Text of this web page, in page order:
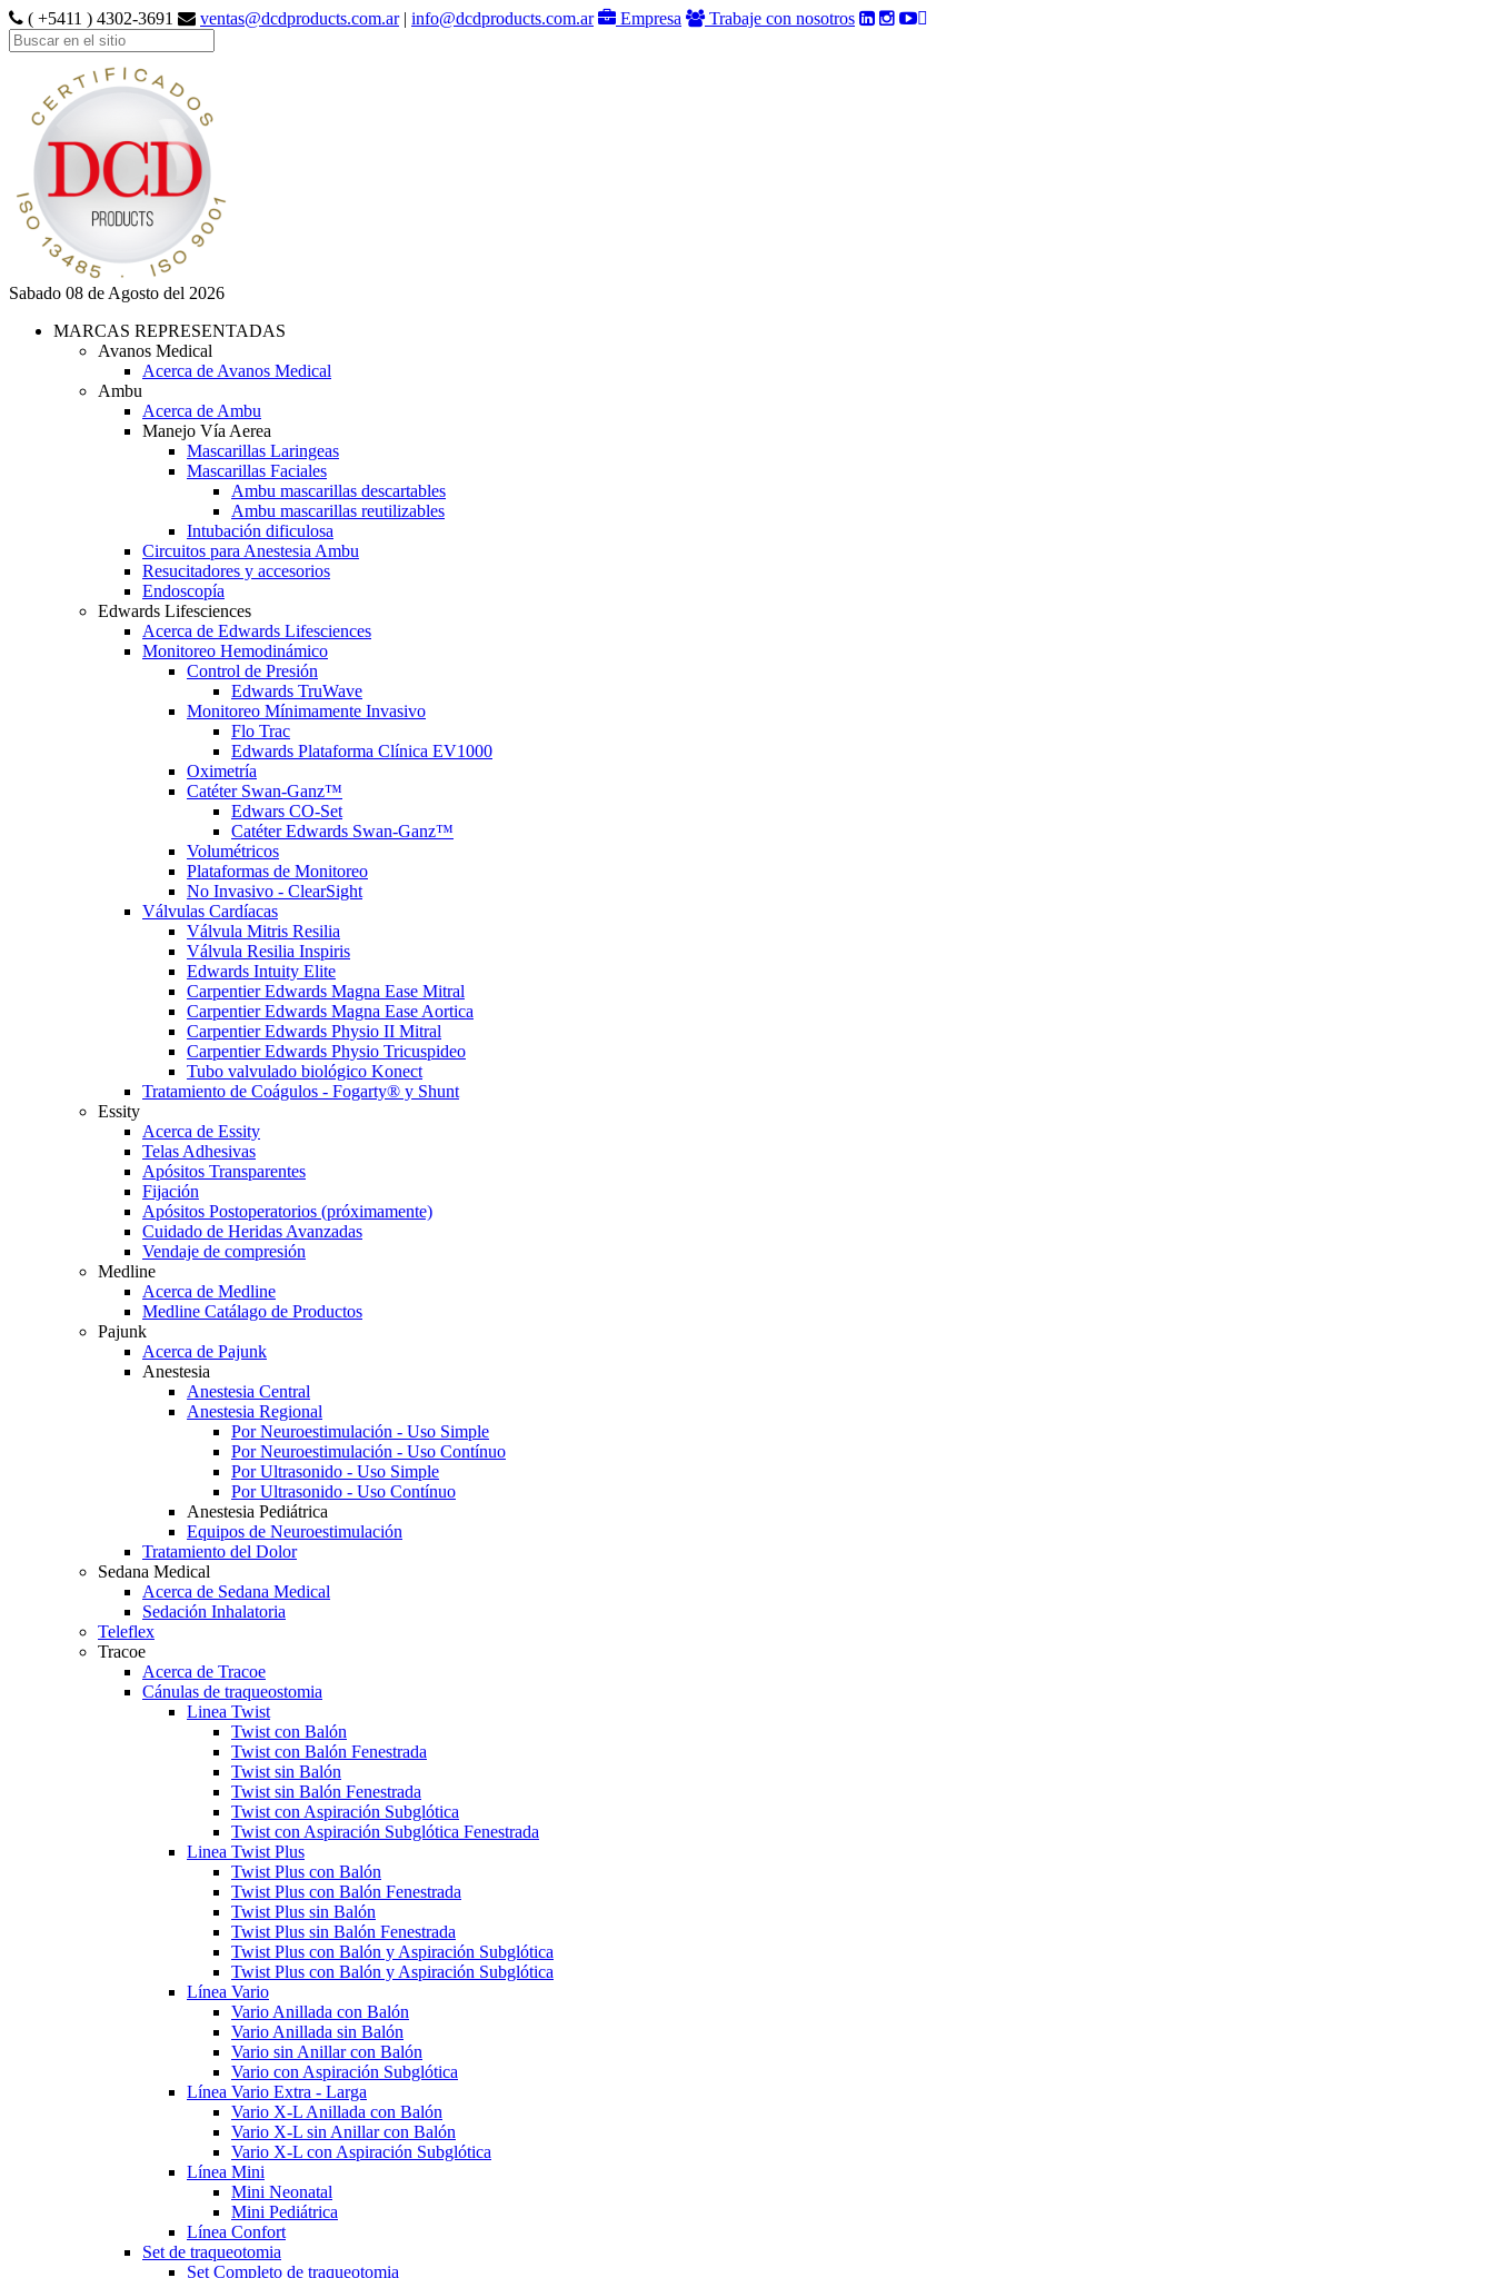
( +5411 ) 4302-3691 ventas@dcdproducts.com.ar| info@dcdproducts.com.ar Empresa Trabaje con nosotros
Sabado 08 de Agosto del 2026
MARCAS REPRESENTADAS
Avanos Medical
Acerca de Avanos Medical
Ambu
Acerca de Ambu
Manejo Vía Aerea
Mascarillas Laringeas
Mascarillas Faciales
Ambu mascarillas descartables
Ambu mascarillas reutilizables
Intubación dificulosa
Circuitos para Anestesia Ambu
Resucitadores y accesorios
Endoscopía
Edwards Lifesciences
Acerca de Edwards Lifesciences
Monitoreo Hemodinámico
Control de Presión
Edwards TruWave
Monitoreo Mínimamente Invasivo
Flo Trac
Edwards Plataforma Clínica EV1000
Oximetría
Catéter Swan-Ganz™
Edwars CO-Set
Catéter Edwards Swan-Ganz™
Volumétricos
Plataformas de Monitoreo
No Invasivo - ClearSight
Válvulas Cardíacas
Válvula Mitris Resilia
Válvula Resilia Inspiris
Edwards Intuity Elite
Carpentier Edwards Magna Ease Mitral
Carpentier Edwards Magna Ease Aortica
Carpentier Edwards Physio II Mitral
Carpentier Edwards Physio Tricuspideo
Tubo valvulado biológico Konect
Tratamiento de Coágulos - Fogarty® y Shunt
Essity
Acerca de Essity
Telas Adhesivas
Apósitos Transparentes
Fijación
Apósitos Postoperatorios (próximamente)
Cuidado de Heridas Avanzadas
Vendaje de compresión
Medline
Acerca de Medline
Medline Catálago de Productos
Pajunk
Acerca de Pajunk
Anestesia
Anestesia Central
Anestesia Regional
Por Neuroestimulación - Uso Simple
Por Neuroestimulación - Uso Contínuo
Por Ultrasonido - Uso Simple
Por Ultrasonido - Uso Contínuo
Anestesia Pediátrica
Equipos de Neuroestimulación
Tratamiento del Dolor
Sedana Medical
Acerca de Sedana Medical
Sedación Inhalatoria
Teleflex
Tracoe
Acerca de Tracoe
Cánulas de traqueostomia
Linea Twist
Twist con Balón
Twist con Balón Fenestrada
Twist sin Balón
Twist sin Balón Fenestrada
Twist con Aspiración Subglótica
Twist con Aspiración Subglótica Fenestrada
Linea Twist Plus
Twist Plus con Balón
Twist Plus con Balón Fenestrada
Twist Plus sin Balón
Twist Plus sin Balón Fenestrada
Twist Plus con Balón y Aspiración Subglótica
Twist Plus con Balón y Aspiración Subglótica
Línea Vario
Vario Anillada con Balón
Vario Anillada sin Balón
Vario sin Anillar con Balón
Vario con Aspiración Subglótica
Línea Vario Extra - Larga
Vario X-L Anillada con Balón
Vario X-L sin Anillar con Balón
Vario X-L con Aspiración Subglótica
Línea Mini
Mini Neonatal
Mini Pediátrica
Línea Confort
Set de traqueotomia
Set Completo de traqueotomia